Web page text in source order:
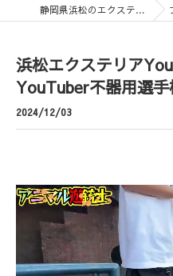
静岡県浜松のエクステリアなら有限会社エムビーズ
浜松エクステリア
YouTuber不器用選
2024/12/03